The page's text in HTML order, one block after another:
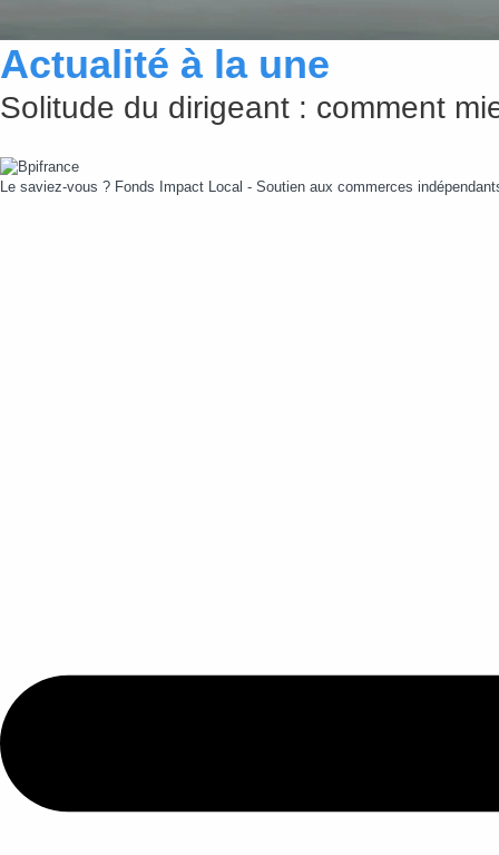
Actualité à la une
Solitude du dirigeant : comment
Le saviez-vous ? Fonds Impact Local - Soutien aux commerces